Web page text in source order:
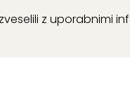
z uporabnimi